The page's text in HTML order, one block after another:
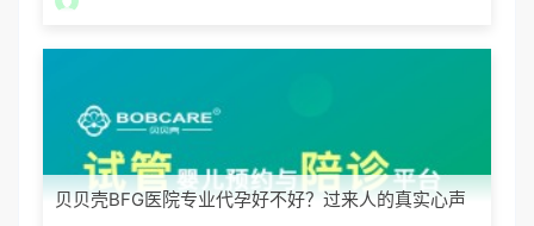
贝贝壳BFG医院专业代孕好不好？过来人的真实心声